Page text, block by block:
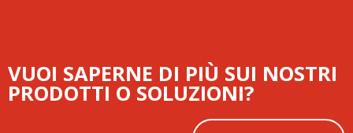
VUOI SAPERNE DI PIÙ SUI NOSTRI
PRODOTTI O SOLUZIONI?